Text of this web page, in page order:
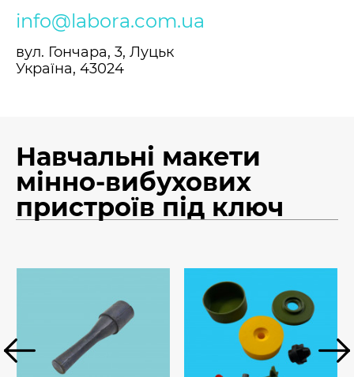
info@labora.com.ua
вул. Гончара, 3, Луцьк
Україна, 43024
Навчальні макети
мінно-вибухових
пристроїв під ключ